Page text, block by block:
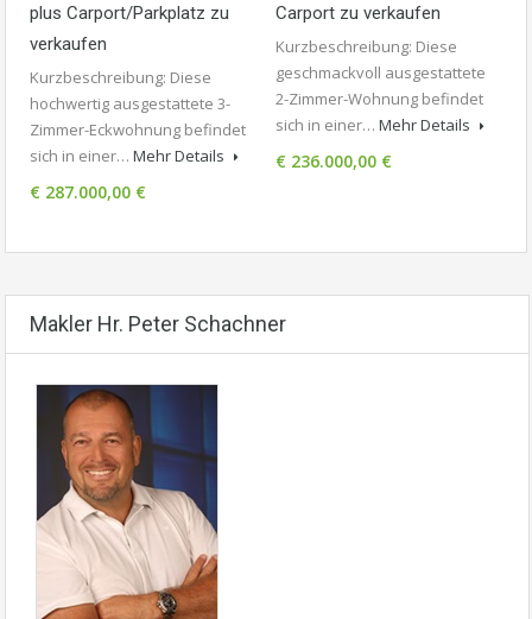
plus Carport/Parkplatz zu
verkaufen
Kurzbeschreibung: Diese
hochwertig ausgestattete 3-
Zimmer-Eckwohnung befindet
sich in einer… Mehr Details
€ 287.000,00 €
Carport zu verkaufen
Kurzbeschreibung: Diese
geschmackvoll ausgestattete
2-Zimmer-Wohnung befindet
sich in einer… Mehr Details
€ 236.000,00 €
Makler Hr. Peter Schachner